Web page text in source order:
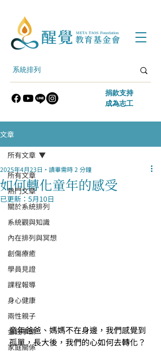
​捐款支持
​成為志工
文章
所有文章
熱門文章
關於系統排列
系統觀與知識
內在排列與冥想
創傷療癒
學員見證
課程報導
身心健康
兩性親子
金錢事業
家庭關係
所有文章
如何轉化童年的感受
2025年4月23日 讀畢需時 2 分鐘
已更新： 5月10日
童年爸爸、媽媽不在身邊，我們感覺到
孤單，長大後，我們的心如何去轉化？